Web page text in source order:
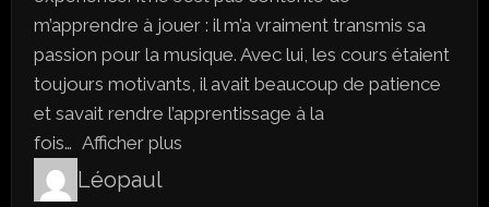
m’apprendre à jouer : il m’a vraiment transmis sa
passion pour la musique. Avec lui, les cours étaient
toujours motivants, il avait beaucoup de patience
et savait rendre l’apprentissage à la
fois
Afficher plus
Léopaul